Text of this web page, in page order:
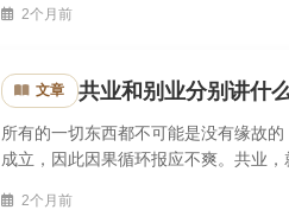
2个月前
文章 共业和别业分别讲什
所有的一切东西都不可能是没有缘故
成立，因此因果循环报应不爽。共业
2个月前